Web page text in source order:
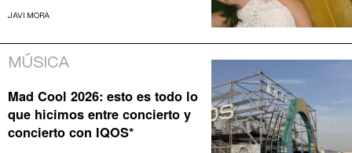
JAVI MORA
MÚSICA
Mad Cool 2026: esto es todo lo
que hicimos entre concierto y
concierto con IQOS*